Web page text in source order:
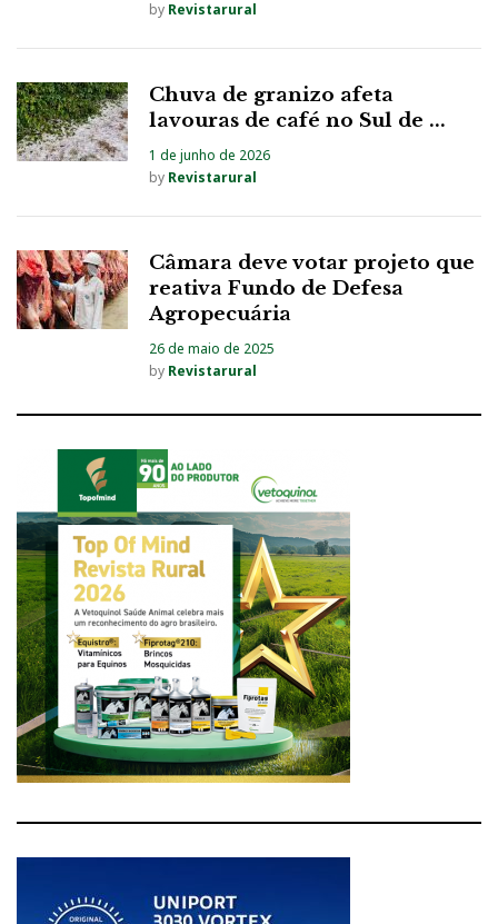
by Revistarural
Chuva de granizo afeta
lavouras de café no Sul de ...
1 de junho de 2026
by Revistarural
Câmara deve votar projeto que
reativa Fundo de Defesa
Agropecuária
26 de maio de 2025
by Revistarural